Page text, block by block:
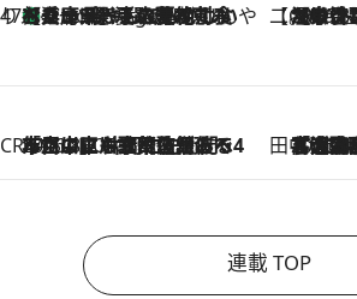
47都道府県の手みやげ ひんやりスイーツで夏を満喫
4 Hours Ago
【兵庫県】この夏絶対食べたい 冷やしておいしいおやつ3選 淡路島の恵みをジェラートに集約 【CREA×星野リゾ
【トンボの足水浴】ヒノキの香り
CREA'S CHOICE
2026.8.7
「立川にも歌舞伎があるんだよ」 片岡仁左衛門・市川中車ら豪華座組みで4年目の立川立飛歌舞伎へ 田中稲の
「湘南乃風に憧れて」観客大盛上がりの“タオル回し”に、ラッパー顔負
連載 TOP